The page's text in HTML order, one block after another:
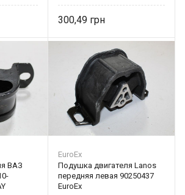
300,49
ВАЗ
EuroEx
Подушка двигателя Lanos
передняя левая 90250437
EuroEx